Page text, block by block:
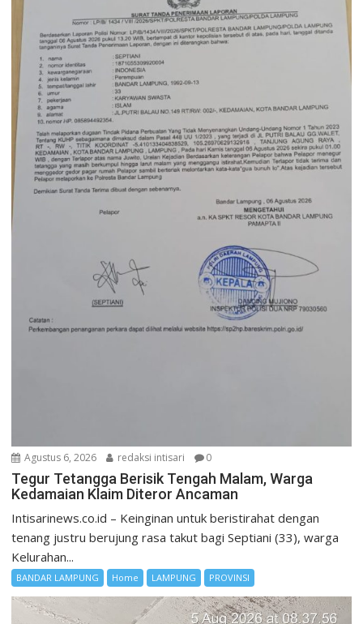
Agustus 6, 2026 redaksi intisari 0
Tegur Tetangga Berisik Tengah Malam, Warga
Kedamaian Klaim Diteror Ancaman
Intisarinews.co.id – Keinginan untuk beristirahat dengan
tenang justru berujung rasa takut bagi Septiani (33), warga
Kelurahan...
BANDAR LAMPUNG Home LAMPUNG PROVINSI